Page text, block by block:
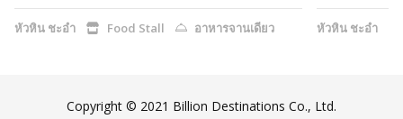
หัวหิน ชะอำ Food Stall อาหารจานเดียว หัวหิน ชะอำ
Copyright © 2021 Billion Destinations Co., Ltd.